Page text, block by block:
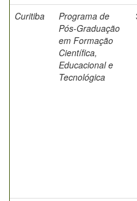
Curitiba
Programa de
Pós-Graduação
em Formação
Científica,
Educacional e
Tecnológica